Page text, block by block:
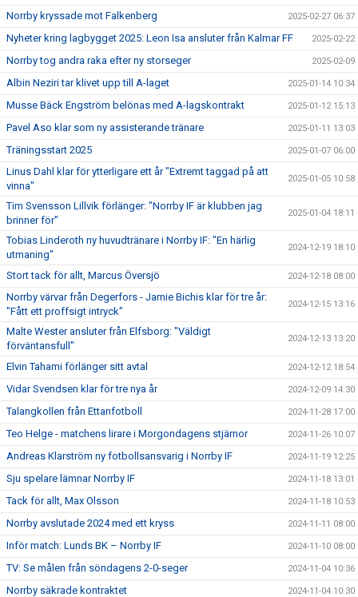
Norrby kryssade mot Falkenberg 2025-02-27 06:37
Nyheter kring lagbygget 2025: Leon Isa ansluter från Kalmar FF 2025-02-22
Norrby tog andra raka efter ny storseger 2025-02-09
Albin Neziri tar klivet upp till A-laget 2025-01-14 10:34
Musse Bäck Engström belönas med A-lagskontrakt 2025-01-12 15:13
Pavel Aso klar som ny assisterande tränare 2025-01-11 13:03
Träningsstart 2025 2025-01-07 06:00
Linus Dahl klar för ytterligare ett år "Extremt taggad på att
vinna"
2025-01-05 10:58
Tim Svensson Lillvik förlänger: "Norrby IF är klubben jag
brinner för"
2025-01-04 18:11
Tobias Linderoth ny huvudtränare i Norrby IF: "En härlig
utmaning"
2024-12-19 18:10
Stort tack för allt, Marcus Översjö 2024-12-18 08:00
Norrby värvar från Degerfors - Jamie Bichis klar för tre år:
"Fått ett proffsigt intryck"
2024-12-15 13:16
Malte Wester ansluter från Elfsborg: "Väldigt
förväntansfull"
2024-12-13 13:20
Elvin Tahami förlänger sitt avtal 2024-12-12 18:54
Vidar Svendsen klar för tre nya år 2024-12-09 14:30
Talangkollen från Ettanfotboll 2024-11-28 17:00
Teo Helge - matchens lirare i Morgondagens stjärnor 2024-11-26 10:07
Andreas Klarström ny fotbollsansvarig i Norrby IF 2024-11-19 12:25
Sju spelare lämnar Norrby IF 2024-11-18 13:01
Tack för allt, Max Olsson 2024-11-18 10:53
Norrby avslutade 2024 med ett kryss 2024-11-11 08:00
Inför match: Lunds BK – Norrby IF 2024-11-10 08:00
TV: Se målen från söndagens 2-0-seger 2024-11-04 10:36
Norrby säkrade kontraktet 2024-11-04 10:30